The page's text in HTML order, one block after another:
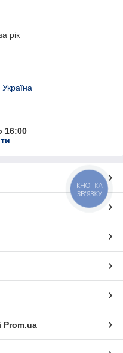
рік
Україна
16:00
Prom.ua
КНОПКА
ЗВ'ЯЗКУ